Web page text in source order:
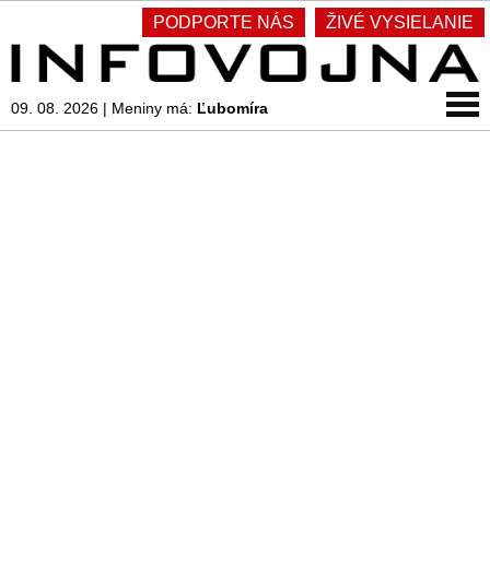
PODPORTE NÁS ŽIVÉ VYSIELANIE
09. 08. 2026 | Meniny má: Ľubomíra